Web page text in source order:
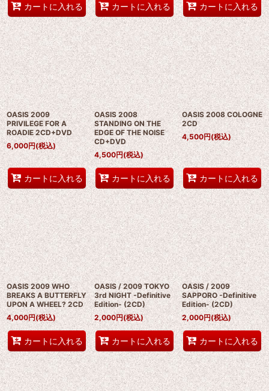
カートに入れる カートに入れる カートに入れる
OASIS 2009
PRIVILEGE FOR A
ROADIE 2CD+DVD
6,000円(税込)
カートに入れる
OASIS 2008
STANDING ON THE
EDGE OF THE NOISE
CD+DVD
4,500円(税込)
カートに入れる
OASIS 2008 COLOGNE
2CD
4,500円(税込)
カートに入れる
OASIS 2009 WHO
BREAKS A BUTTERFLY
UPON A WHEEL? 2CD
4,000円(税込)
カートに入れる
OASIS / 2009 TOKYO
3rd NIGHT -Definitive
Edition- (2CD)
2,000円(税込)
カートに入れる
OASIS / 2009
SAPPORO -Definitive
Edition- (2CD)
2,000円(税込)
カートに入れる